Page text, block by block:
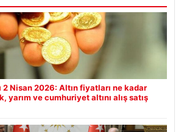
2 Nisan 2026: Altın fiyatları ne kadar
yarım ve cumhuriyet altını alış satış